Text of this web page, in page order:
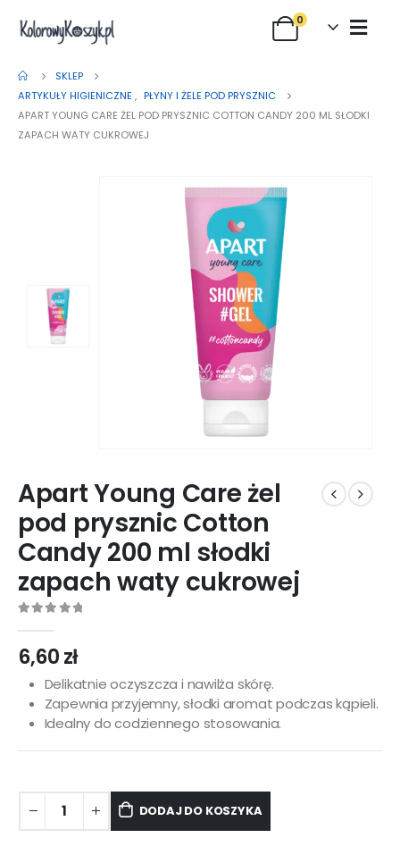
0
SKLEP
ARTYKUŁY HIGIENICZNE , PŁYNY I ŻELE POD PRYSZNIC
APART YOUNG CARE ŻEL POD PRYSZNIC COTTON CANDY 200 ML SŁODKI
ZAPACH WATY CUKROWEJ
Apart Young Care żel
pod prysznic Cotton
Candy 200 ml słodki
zapach waty cukrowej
6,60zł
Delikatnie oczyszcza i nawilża skórę.
Zapewnia przyjemny, słodki aromat podczas kąpieli.
Idealny do codziennego stosowania.
DODAJ DO KOSZYKA